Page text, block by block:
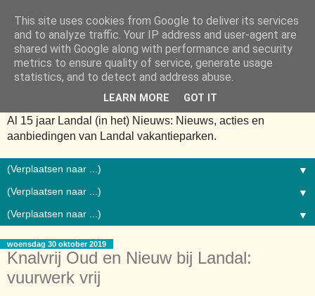
Al 15 jaar Landal (in het) Nieuws: Nieuws, acties en
aanbiedingen van Landal vakantieparken.
▼
▼
▼
woensdag 30 oktober 2019
Knalvrij Oud en Nieuw bij Landal:
vuurwerk vrij
This site uses cookies from Google to deliver its services
and to analyze traffic. Your IP address and user-agent are
shared with Google along with performance and security
metrics to ensure quality of service, generate usage
statistics, and to detect and address abuse.
LEARN MORE GOT IT